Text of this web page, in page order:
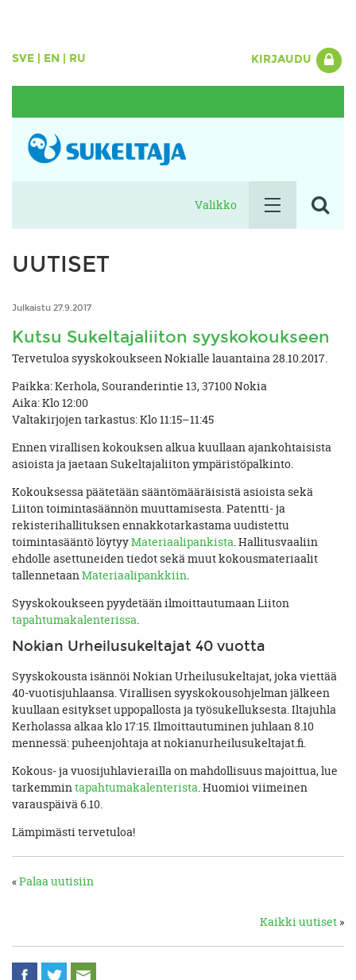
SVE EN RU KIRJAUDU
Valikko
UUTISET
Julkaistu 27.9.2017
Kutsu Sukeltajaliiton syyskokoukseen
Tervetuloa syyskokoukseen Nokialle lauantaina 28.10.2017.
Paikka: Kerhola, Souranderintie 13, 37100 Nokia
Aika: Klo 12:00
Valtakirjojen tarkastus: Klo 11:15–11:45
Ennen virallisen kokouksen alkua kuullaan ajankohtaisista
asioista ja jaetaan Sukeltajaliiton ympäristöpalkinto.
Kokouksessa päätetään sääntömääräisistä asioista sekä
Liiton toimintasäännön muuttamisesta. Patentti- ja
rekisterihallituksen ennakkotarkastama uudistettu
toimintasääntö löytyyMateriaalipankista . Hallitusvaaliin
ehdolle asettuneiden tiedot sekä muut kokousmateriaalit
tallennetaan Materiaalipankkiin
Syyskokoukseen pyydetään ilmoittautumaan Liiton
tapahtumakalenterissa
Nokian Urheilusukeltajat 40 vuotta
Syyskokousta isännöi Nokian Urheilusukeltajat, joka viettää
40-vuotisjuhlaansa. Virallisen syyskokousohjelman jälkeen
kuullaan esitykset uppopallosta ja työsukelluksesta. Iltajuhla
Kerholassa alkaa klo 17:15. Ilmoittautuminen juhlaan 8.10
mennessä: puheenjohtaja at nokianurheilusukeltajat.fi.
Kokous- ja vuosijuhlavierailla on mahdollisuus majoittua, lue
tarkemmintapahtumakalenterista. Huomioi viimeinen
varauspäivä 6.10.
Lämpimästi tervetuloa!
«Palaa uutisiin
Kaikki uutiset »